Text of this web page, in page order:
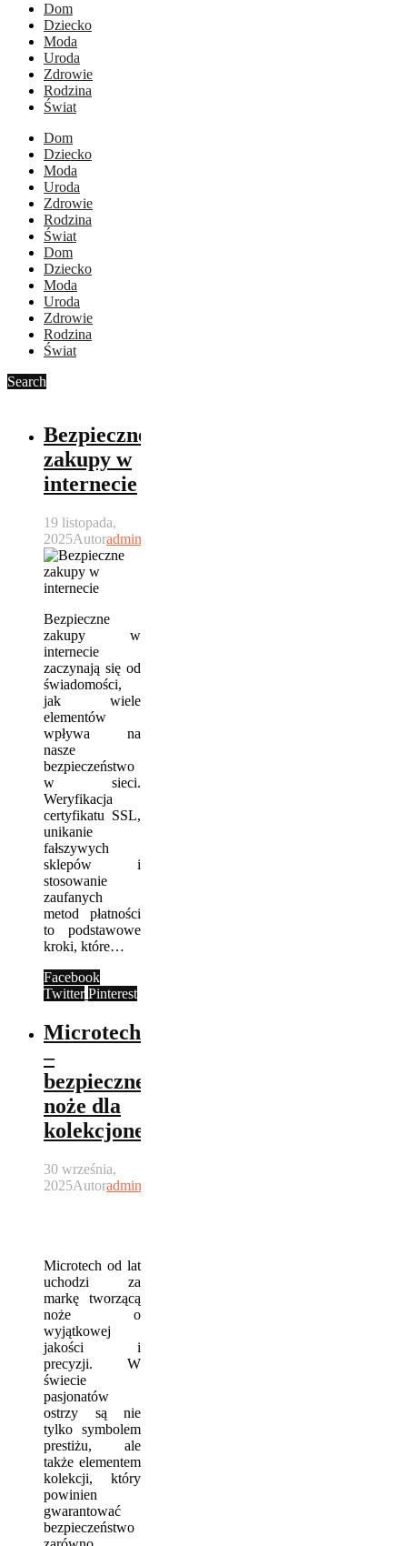
Dom
Dziecko
Moda
Uroda
Zdrowie
Rodzina
Świat
Dom
Dziecko
Moda
Uroda
Zdrowie
Rodzina
Świat
Dom
Dziecko
Moda
Uroda
Zdrowie
Rodzina
Świat
Search
Bezpieczne
zakupy w
internecie
19 listopada,
2025Autoradmin
Bezpieczne
zakupy w
internecie
zaczynają się od
świadomości,
jak wiele
elementów
wpływa na
nasze
bezpieczeństwo
w sieci.
Weryfikacja
certyfikatu SSL,
unikanie
fałszywych
sklepów i
stosowanie
zaufanych
metod płatności
to podstawowe
kroki, które…
Facebook
Twitter Pinterest
Microtech
–
bezpieczne
noże dla
kolekcjonera
30 września,
2025Autoradmin
Microtech od lat
uchodzi za
markę tworzącą
noże o
wyjątkowej
jakości i
precyzji. W
świecie
pasjonatów
ostrzy są nie
tylko symbolem
prestiżu, ale
także elementem
kolekcji, który
powinien
gwarantować
bezpieczeństwo